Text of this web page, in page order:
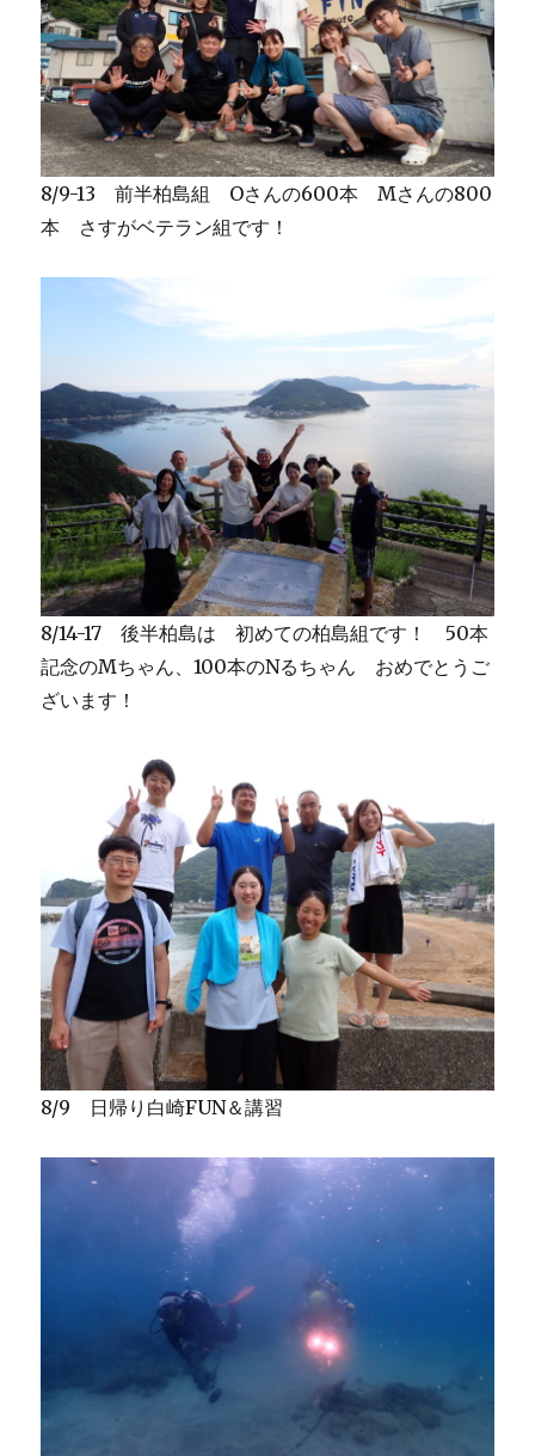
8/9-13 前半柏島組 Oさんの600本 Mさんの800
本 さすがベテラン組です！
8/14-17 後半柏島は 初めての柏島組です！ 50本
記念のMちゃん、100本のNるちゃん おめでとうご
ざいます！
8/9 日帰り白崎FUN＆講習